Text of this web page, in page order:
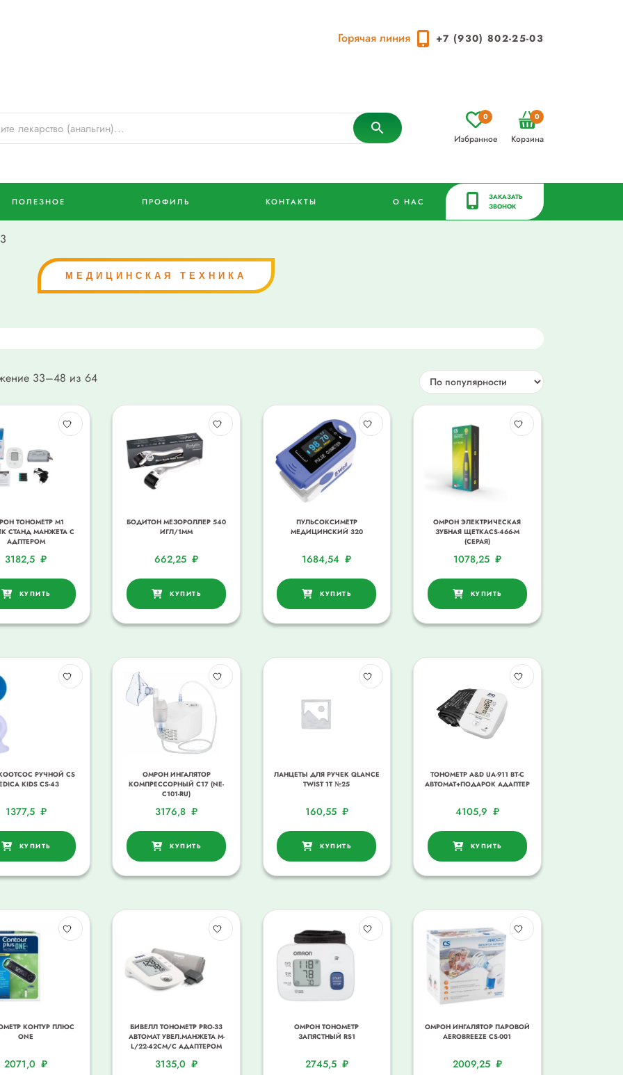
Горячая линия +7 (930) 802-25-03
Избранное
0
Корзина
0
ПОЛЕЗНОЕ ПРОФИЛЬ КОНТАКТЫ О НАС
ЗАКАЗАТЬ
ЗВОНОК
МЕДИЦИНСКАЯ ТЕХНИКА
33–48 из 64
ТОНОМЕТР М1
СТАНД МАНЖЕТА С
АДПТЕРОМ
3182,5₽
КУПИТЬ
БОДИТОН МЕЗОРОЛЛЕР 540
ИГЛ/1ММ
662,25₽
КУПИТЬ
ПУЛЬСОКСИМЕТР
МЕДИЦИНСКИЙ 320
1684,54₽
КУПИТЬ
ОМРОН ЭЛЕКТРИЧЕСКАЯ
ЗУБНАЯ ЩЕТКАCS-466-M
(СЕРАЯ)
1078,25 ₽
КУПИТЬ
РУЧНОЙ CS
KIDS CS-43
1377,5 ₽
КУПИТЬ
ОМРОН ИНГАЛЯТОР
КОМПРЕССОРНЫЙ С17 (NE-
C101-RU)
3176,8₽
КУПИТЬ
ЛАНЦЕТЫ ДЛЯ РУЧЕК QLANCE
TWIST 1T №25
160,55 ₽
КУПИТЬ
ТОНОМЕТР A&D UA-911 ВТ-С
АВТОМАТ+ПОДАРОК АДАПТЕР
4105,9 ₽
КУПИТЬ
КОНТУР ПЛЮС
ONE
2071,0₽
БИВЕЛЛ ТОНОМЕТР PRO-33
АВТОМАТ УВЕЛ.МАНЖЕТА М-
L/22-42СМ/C АДАПТЕРОМ
3135,0₽
ОМРОН ТОНОМЕТР
ЗАПЯСТНЫЙ RS1
2745,5 ₽
ОМРОН ИНГАЛЯТОР ПАРОВОЙ
AEROBREEZE CS-001
2009,25 ₽